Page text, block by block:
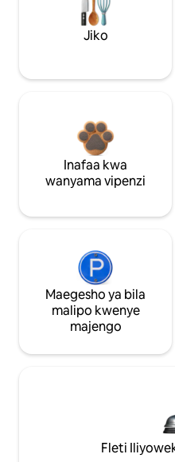
Jiko
Inafaa kwa
wanyama vipenzi
Maegesho ya bila
malipo kwenye
majengo
Fleti